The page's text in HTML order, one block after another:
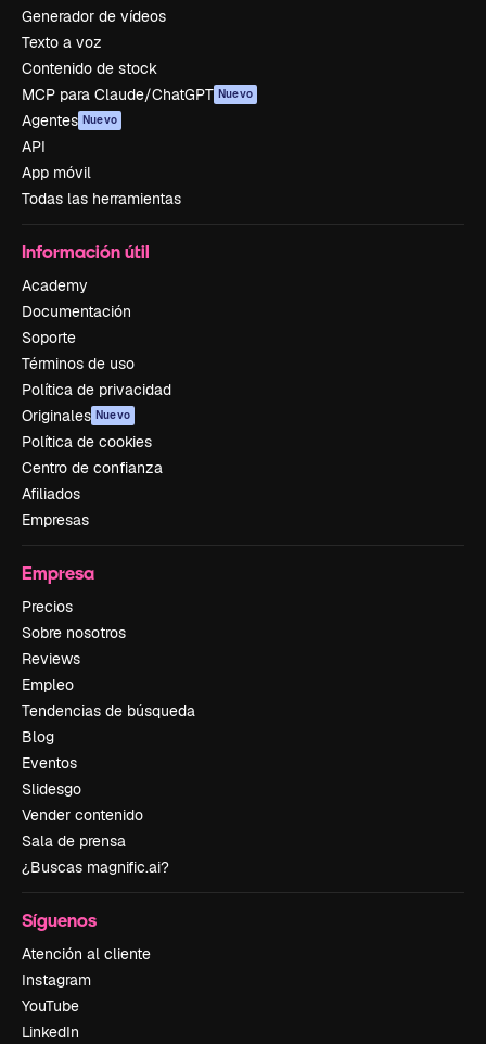
Generador de vídeos
Texto a voz
Contenido de stock
MCP para Claude/ChatGPT Nuevo
Agentes Nuevo
API
App móvil
Todas las herramientas
Información útil
Academy
Documentación
Soporte
Términos de uso
Política de privacidad
Originales Nuevo
Política de cookies
Centro de confianza
Afiliados
Empresas
Empresa
Precios
Sobre nosotros
Reviews
Empleo
Tendencias de búsqueda
Blog
Eventos
Slidesgo
Vender contenido
Sala de prensa
¿Buscas magnific.ai?
Síguenos
Atención al cliente
Instagram
YouTube
LinkedIn